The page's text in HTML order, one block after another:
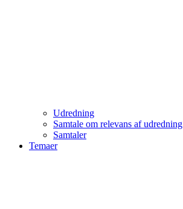
Udredning
Samtale om relevans af udredning
Samtaler
Temaer